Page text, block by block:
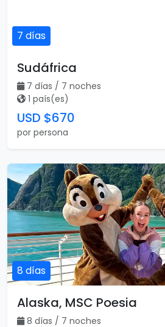
7 días
Sudáfrica
7 días / 7 noches
1 país(es)
USD $670
por persona
8 días
Alaska, MSC Poesia
8 días / 7 noches